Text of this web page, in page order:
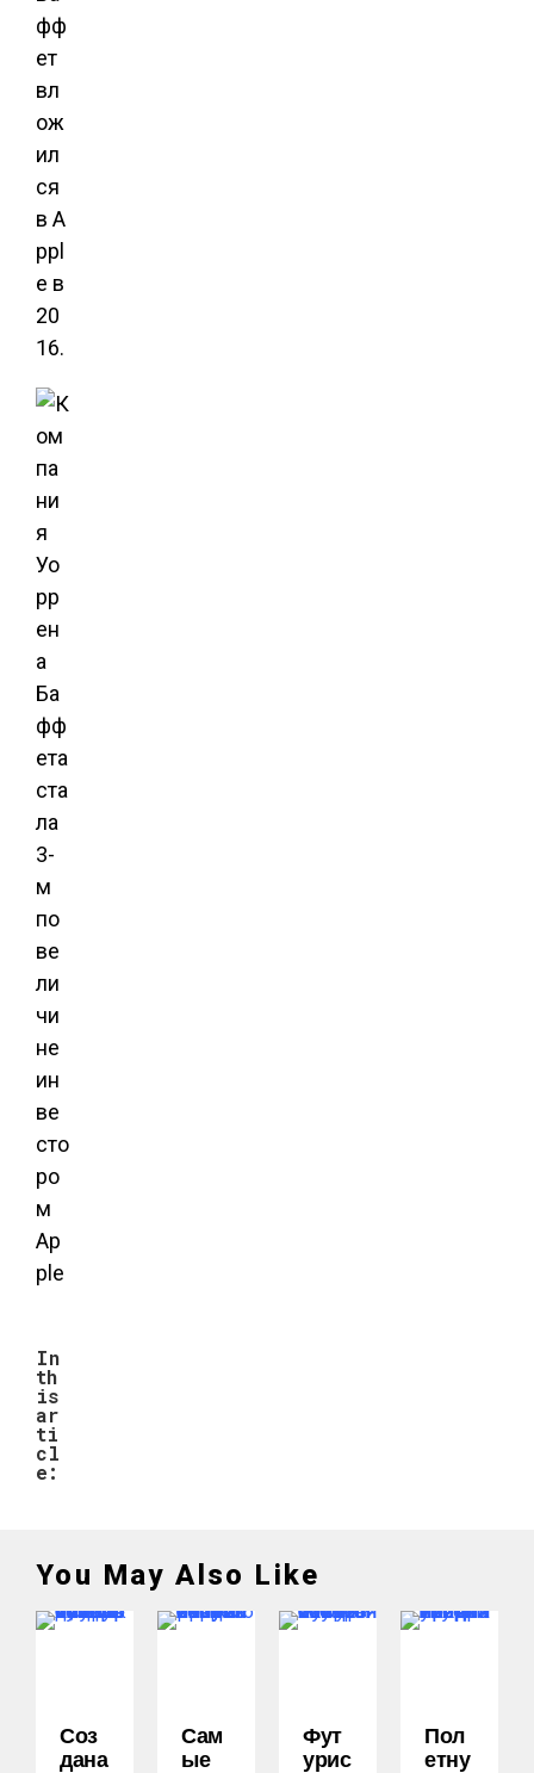
фф
ет
вл
ож
ил
ся
в A
ppl
e в
20
16.
In
th
is
ar
ti
cl
e:
You May Also Like
Соз
Дана
Сам
Ые
Фут
Урис
Пол
Етну